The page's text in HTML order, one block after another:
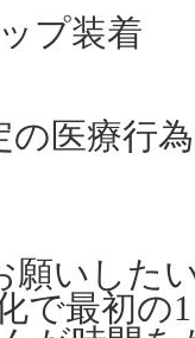
プ装着
の医療行為
願いした
で最初の